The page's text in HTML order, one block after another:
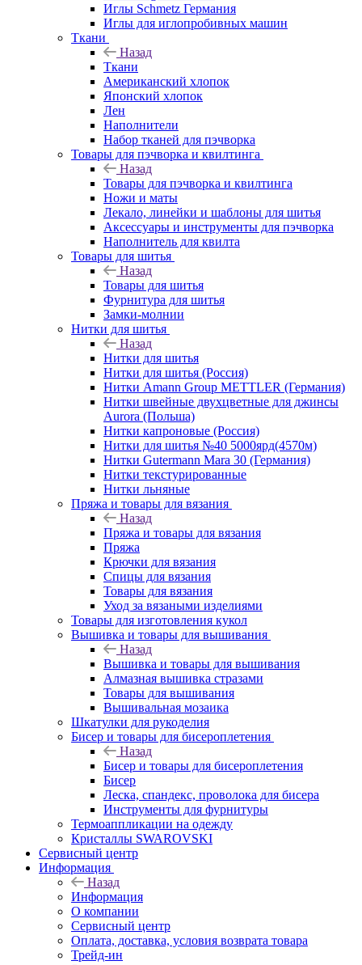
Иглы Schmetz Германия
Иглы для иглопробивных машин
Ткани
Назад
Ткани
Американский хлопок
Японский хлопок
Лен
Наполнители
Набор тканей для пэчворка
Товары для пэчворка и квилтинга
Назад
Товары для пэчворка и квилтинга
Ножи и маты
Лекало, линейки и шаблоны для шитья
Аксессуары и инструменты для пэчворка
Наполнитель для квилта
Товары для шитья
Назад
Товары для шитья
Фурнитура для шитья
Замки-молнии
Нитки для шитья
Назад
Нитки для шитья
Нитки для шитья (Россия)
Нитки Amann Group METTLER (Германия)
Нитки швейные двухцветные для джинсы
Aurora (Польша)
Нитки капроновые (Россия)
Нитки для шитья №40 5000ярд(4570м)
Нитки Gutermann Mara 30 (Германия)
Нитки текстурированные
Нитки льняные
Пряжа и товары для вязания
Назад
Пряжа и товары для вязания
Пряжа
Крючки для вязания
Спицы для вязания
Товары для вязания
Уход за вязаными изделиями
Товары для изготовления кукол
Вышивка и товары для вышивания
Назад
Вышивка и товары для вышивания
Алмазная вышивка стразами
Товары для вышивания
Вышивальная мозаика
Шкатулки для рукоделия
Бисер и товары для бисероплетения
Назад
Бисер и товары для бисероплетения
Бисер
Леска, спандекс, проволока для бисера
Инструменты для фурнитуры
Термоаппликации на одежду
Кристаллы SWAROVSKI
Сервисный центр
Информация
Назад
Информация
О компании
Сервисный центр
Оплата, доставка, условия возврата товара
Трейд-ин